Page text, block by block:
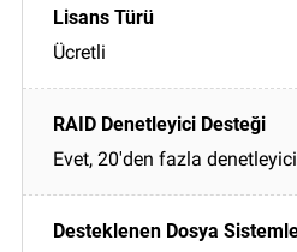
Ücretli
Evet, 20'den fazla denetleyici